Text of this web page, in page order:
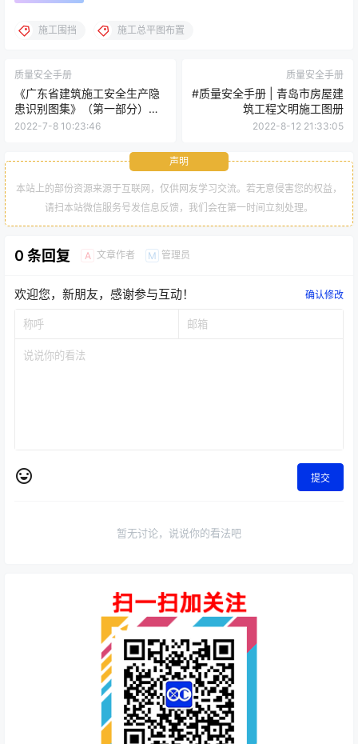
施工围挡 施工总平图布置
质量安全手册
《广东省建筑施工安全生产隐
患识别图集》（第一部分）
（包含施工升降机、塔式起重
2022-7-8 10:23:46
质量安全手册
#质量安全手册 | 青岛市房屋建
筑工程文明施工图册
2022-8-12 21:33:05
声明
本站上的部份资源来源于互联网，仅供网友学习交流。若无意侵害您的权益，
请扫本站微信服务号发信息反馈，我们会在第一时间立刻处理。
0 条回复 A 文章作者 M 管理员
欢迎您，新朋友，感谢参与互动！ 确认修改
提交
暂无讨论，说说你的看法吧